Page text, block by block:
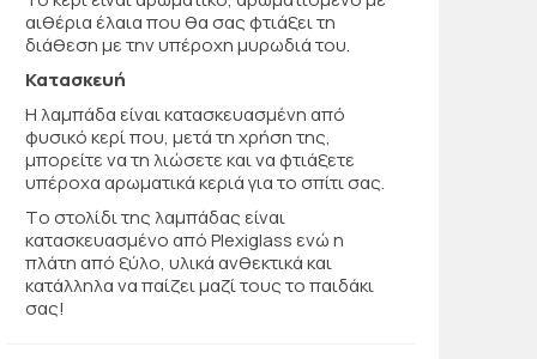
αιθέρια έλαια που θα σας φτιάξει τη
διάθεση με την υπέροχη μυρωδιά του.
Κατασκευή
Η λαμπάδα είναι κατασκευασμένη από
φυσικό κερί που, μετά τη χρήση της,
μπορείτε να τη λιώσετε και να φτιάξετε
υπέροχα αρωματικά κεριά για το σπίτι σας.
Τo στολίδι της λαμπάδας είναι
κατασκευασμένο από Plexiglass ενώ η
πλάτη από ξύλο, υλικά ανθεκτικά και
κατάλληλα να παίζει μαζί τους το παιδάκι
σας!